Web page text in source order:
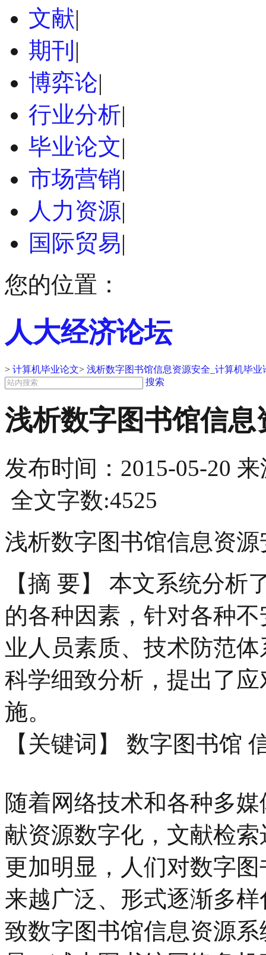
文献|
期刊 |
博弈论|
行业分析|
毕业论文|
市场营销|
人力资源|
国际贸易|
您的位置：
人大经济论坛
> 计算机毕业论文> 浅析数字图书馆信息资源安全_计算机毕业
搜索
浅析数字图书馆信
发布时间： 2015-05-20 来
全文字数:4525
浅析数字图书馆信息资源
【摘 要】 本文系统分
的各种因素，针对各种
业人员素质、技术防范
科学细致分析，提出了
施。
【关键词】 数字图书馆
随着网络技术和各种多
献资源数字化，文献检
更加明显，人们对数字
来越广泛、形式逐渐多
致数字图书馆信息资源